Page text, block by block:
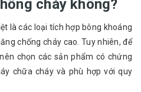
cháy không?
là các loại tích hợp bông khoáng
chống cháy cao. Tuy nhiên, để
chọn các sản phẩm có chứng
chữa cháy và phù hợp với quy